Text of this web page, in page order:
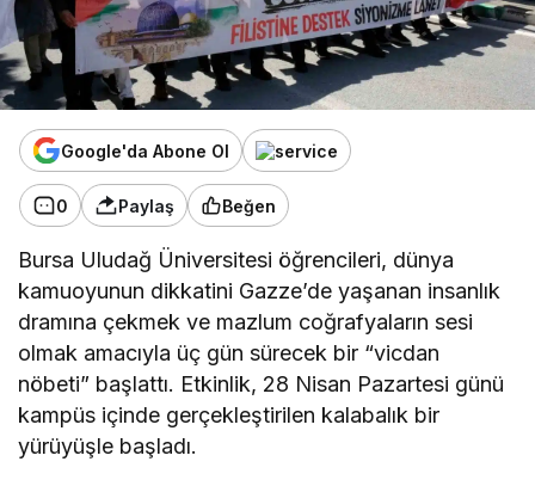
Google'da Abone Ol
0 Paylaş Beğen
Bursa Uludağ Üniversitesi öğrencileri, dünya
kamuoyunun dikkatini Gazze’de yaşanan insanlık
dramına çekmek ve mazlum coğrafyaların sesi
olmak amacıyla üç gün sürecek bir “vicdan
nöbeti” başlattı. Etkinlik, 28 Nisan Pazartesi günü
kampüs içinde gerçekleştirilen kalabalık bir
yürüyüşle başladı.